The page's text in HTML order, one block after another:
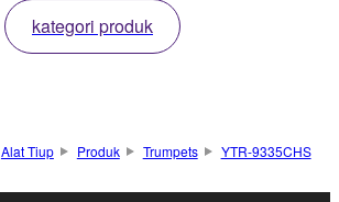
kategori produk
Alat Tiup Produk Trumpets YTR-9335CHS